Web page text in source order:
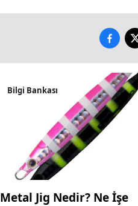
Sakarya
Samsun
Siirt
Sivas
Bilgi Bankası
Metal Jig Nedir? Ne İşe